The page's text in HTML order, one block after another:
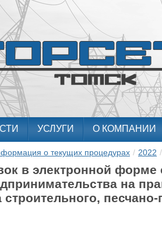
УСЛУГИ О КОМПАНИИ
о текущих процедурах / 2022 /
в электронной форме
на
строительного,